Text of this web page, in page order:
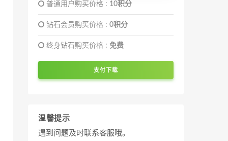
普通用户购买价格 : 10积分
钻石会员购买价格 : 0积分
终身钻石购买价格 : 免费
支付下载
温馨提示
遇到问题及时联系客服哦。